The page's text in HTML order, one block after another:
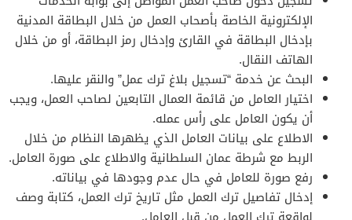
الإلكترونية الخاصة بأصحاب العمل من خلال البطاقة المدنية
بإدخال البطاقة في القارئ وإدخال رمز البطاقة، أو من خلال
الهاتف النقال.
البحث عن خدمة “تسجيل بلاغ ترك عمل” والنقر عليها.
اختيار العامل من قائمة العمال التابعين لصاحب العمل، ويجب
أن يكون العامل على رأس عمله.
الاطلاع على بيانات العامل الذي يظهرها النظام من خلال
الربط مع شرطة عمان السلطانية والاطلاع على صورة العامل.
رفع صورة للعامل في حال عدم وجودها في بياناته.
إدخال تفاصيل ترك العمل مثل تاريخ ترك العمل، كتابة وصف